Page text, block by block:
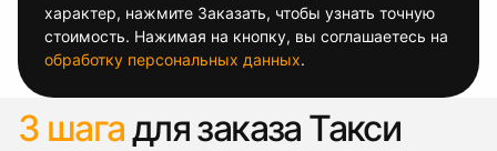
характер, нажмите Заказать, чтобы узнать точную
стоимость. Нажимая на кнопку, вы соглашаетесь на
обработку персональных данных.
3 шагадля заказа Такси